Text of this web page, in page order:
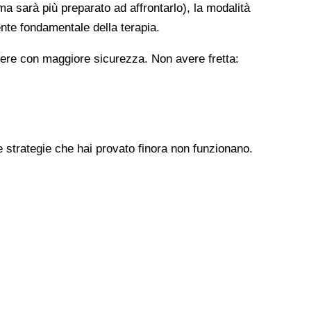
sarà più preparato ad affrontarlo), la modalità
fondamentale della terapia.
con maggiore sicurezza. Non avere fretta:
che hai provato finora non funzionano.